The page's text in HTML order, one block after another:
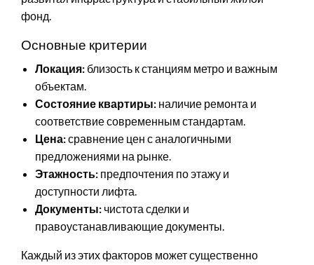
фонд.
Основные критерии
Локация: близость к станциям метро и важным
объектам.
Состояние квартиры: наличие ремонта и
соответствие современным стандартам.
Цена:сравнение цен с аналогичными
предложениями на рынке.
Этажность: предпочтения по этажу и
доступности лифта.
Документы: чистота сделки и
правоустанавливающие документы.
Каждый из этих факторов может существенно